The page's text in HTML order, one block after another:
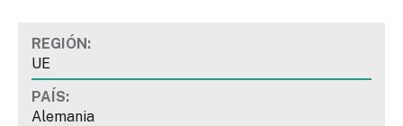
REGIÓN:
UE
PAÍS:
Alemania